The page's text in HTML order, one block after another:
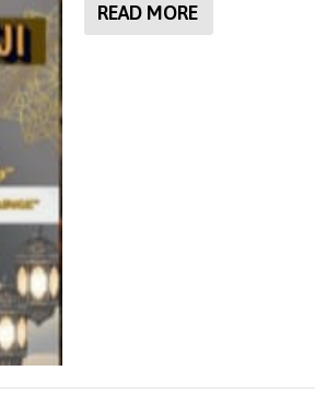
READ MORE